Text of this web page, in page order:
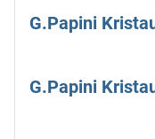
G.Papini
G.Papini